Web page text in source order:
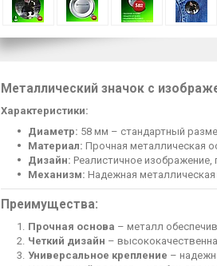
Металлический значок с
Характеристики:
Диаметр: 58 мм – стандартный
Материал: Прочная металлическая
Дизайн: Реалистичное изображение,
Механизм: Надежная
Преимущества:
Прочная основа – металл
Четкий дизайн –
Универсальное крепление –